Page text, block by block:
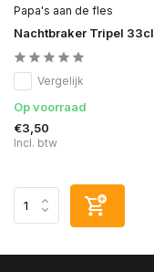
Papa's aan de fles
Nachtbraker Tripel 33cl
Vergelijk
Op voorraad
€3,50
Incl. btw